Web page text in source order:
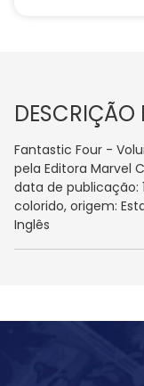
DESCRIÇÃO
Fantastic Four -
pela Editora Marvel
data de publicação:
colorido, origem:
Inglês